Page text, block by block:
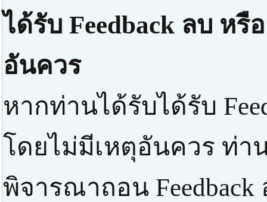
ได้รับ Feedback ลบ หรื
อันควร
หากท่านได้รับได้รับ
โดยไม่มีเหตุอันควร ท่า
พิจารณาถอน